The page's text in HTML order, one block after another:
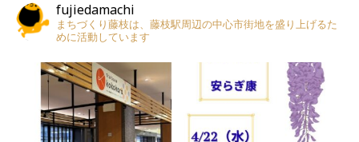
fujiedamachi
まちづくり藤枝は、藤枝駅周辺の中心市街地を盛り上げるた
めに活動しています